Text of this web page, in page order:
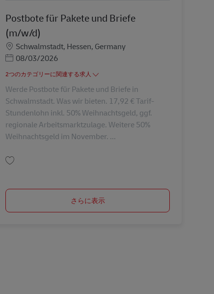
Postbote für Pakete und Briefe
(m/w/d)
勤務地
Schwalmstadt, Hessen, Germany
Posted Date
08/03/2026
2つのカテゴリーに関連する求人
Werde Postbote für Pakete und Briefe in
Schwalmstadt. Was wir bieten. 17,92 € Tarif-
Stundenlohn inkl. 50% Weihnachtsgeld, ggf.
regionale Arbeitsmarktzulage. Weitere 50%
Weihnachtsgeld im November. ...
さらに表示